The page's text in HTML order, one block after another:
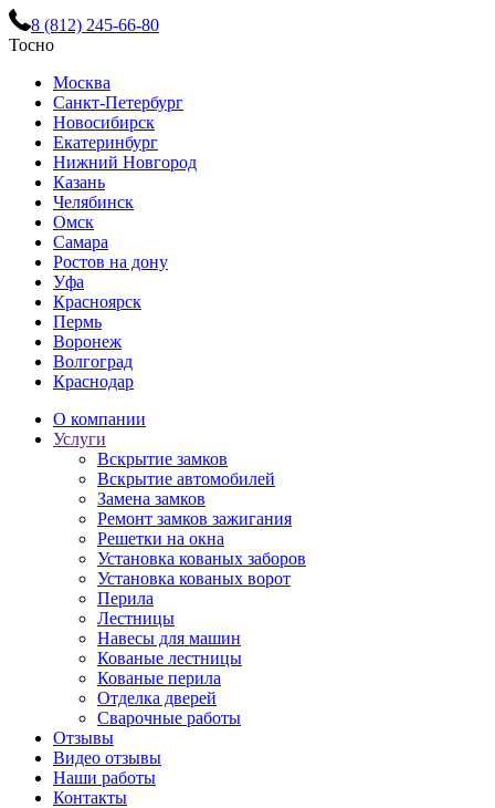
8 (812) 245-66-80
Тосно
Москва
Санкт-Петербург
Новосибирск
Екатеринбург
Нижний Новгород
Казань
Челябинск
Омск
Самара
Ростов на дону
Уфа
Красноярск
Пермь
Воронеж
Волгоград
Краснодар
О компании
Услуги
Вскрытие замков
Вскрытие автомобилей
Замена замков
Ремонт замков зажигания
Решетки на окна
Установка кованых заборов
Установка кованых ворот
Перила
Лестницы
Навесы для машин
Кованые лестницы
Кованые перила
Отделка дверей
Сварочные работы
Отзывы
Видео отзывы
Наши работы
Контакты